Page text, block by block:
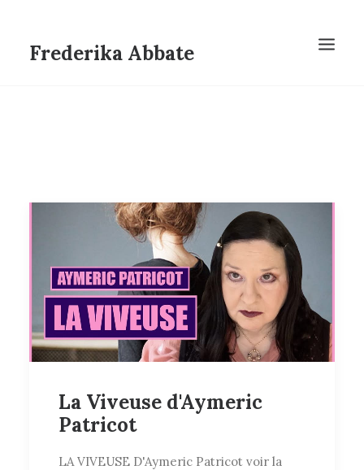
Frederika Abbate
La Viveuse d'Aymeric
Patricot
LA VIVEUSE D'Aymeric Patricot voir la